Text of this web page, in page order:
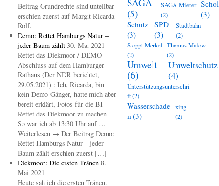
Beitrag Grundrechte sind unteilbar
erschien zuerst auf Margit Ricarda
Rolf.
Demo: Rettet Hamburgs Natur –
jeder Baum zählt 30. Mai 2021
Rettet das Diekmoor / DEMO-
Abschluss auf dem Hamburger
Rathaus (Der NDR berichtet,
29.05.2021) : Ich, Ricarda, bin
kein Demo-Gänger, hatte mich aber
bereit erklärt, Fotos für die BI
Rettet das Diekmoor zu machen.
So war ich ab 13:30 Uhr auf …
Weiterlesen → Der Beitrag Demo:
Rettet Hamburgs Natur – jeder
Baum zählt erschien zuerst […]
Diekmoor: Die ersten Tränen 8.
Mai 2021
Heute sah ich die ersten Tränen.
SAGA
(5)
SAGA-Mieter
(2)
(3)
Schutz
(3)
SPD
(3)
Stadtbahn
(2)
Stoppt Merkel
(2)
Thomas Malow
(2)
Umwelt
(6)
Umweltschutz
(4)
Unterstützungsunterschri
ft(2)
Wasserschade
n (3)
xing
(2)